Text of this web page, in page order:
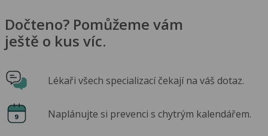
Dočteno? Pomůžeme vám
ještě o kus víc.
Lékaři všech specializací čekají na váš dotaz.
Naplánujte si prevenci s chytrým kalendářem.